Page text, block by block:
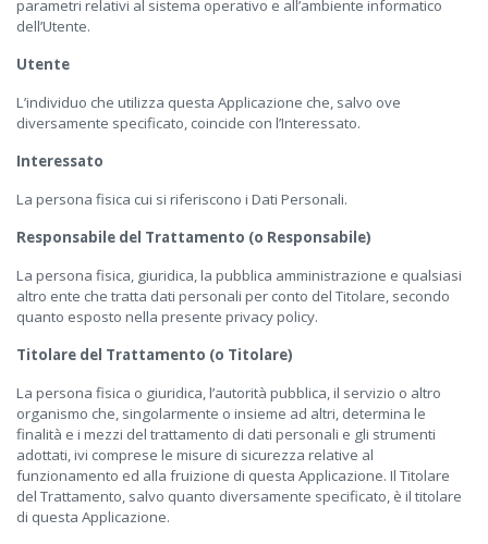
parametri relativi al sistema operativo e all’ambiente informatico
dell’Utente.
Utente
L’individuo che utilizza questa Applicazione che, salvo ove
diversamente specificato, coincide con l’Interessato.
Interessato
La persona fisica cui si riferiscono i Dati Personali.
Responsabile del Trattamento (o Responsabile)
La persona fisica, giuridica, la pubblica amministrazione e qualsiasi
altro ente che tratta dati personali per conto del Titolare, secondo
quanto esposto nella presente privacy policy.
Titolare del Trattamento (o Titolare)
La persona fisica o giuridica, l’autorità pubblica, il servizio o altro
organismo che, singolarmente o insieme ad altri, determina le
finalità e i mezzi del trattamento di dati personali e gli strumenti
adottati, ivi comprese le misure di sicurezza relative al
funzionamento ed alla fruizione di questa Applicazione. Il Titolare
del Trattamento, salvo quanto diversamente specificato, è il titolare
di questa Applicazione.